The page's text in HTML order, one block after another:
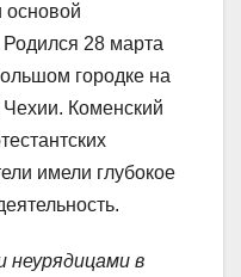
основой
28 марта
городке на
Коменский
имели глубокое
неурядицами в